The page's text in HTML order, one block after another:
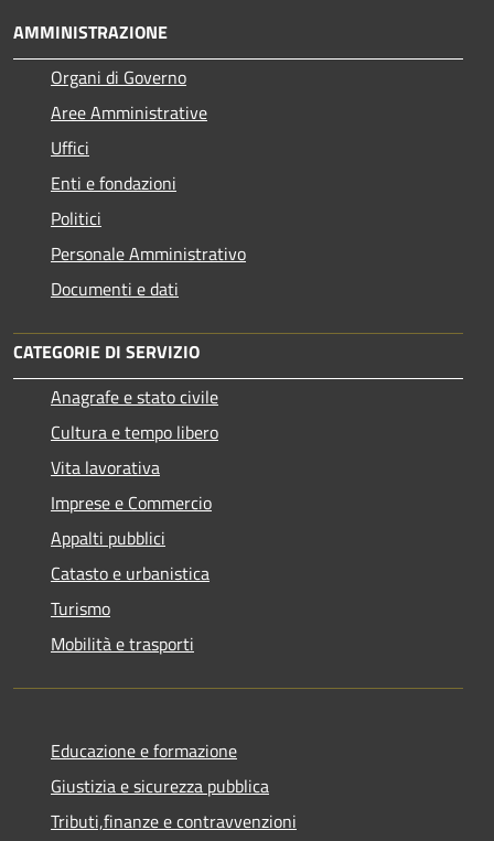
AMMINISTRAZIONE
Organi di Governo
Aree Amministrative
Uffici
Enti e fondazioni
Politici
Personale Amministrativo
Documenti e dati
CATEGORIE DI SERVIZIO
Anagrafe e stato civile
Cultura e tempo libero
Vita lavorativa
Imprese e Commercio
Appalti pubblici
Catasto e urbanistica
Turismo
Mobilità e trasporti
Educazione e formazione
Giustizia e sicurezza pubblica
Tributi,finanze e contravvenzioni